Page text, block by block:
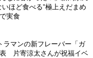
ほど食べる”極上えだまめ
実食
ラマンの新フレーバー「ガ
片寄涼太さんが祝福イベ